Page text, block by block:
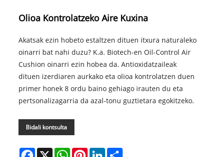
Olioa Kontrolatzeko Aire Kuxina
Akatsak ezin hobeto estaltzen dituen itxura naturaleko
oinarri bat nahi duzu? K.a. Biotech-en Oil-Control Air
Cushion oinarri ezin hobea da. Antioxidatzaileak
dituen izerdiaren aurkako eta olioa kontrolatzen duen
primer honek 8 ordu baino gehiago irauten du eta
pertsonalizagarria da azal-tonu guztietara egokitzeko.
Bidali kontsulta
Facebook
X WhatsAppPinterestLinkedInShare